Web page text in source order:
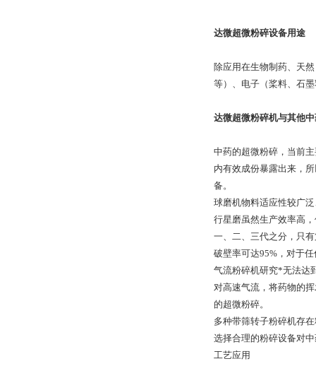
达微超微粉碎设备用途
除应用在生物制药、天
等）、电子（桨料、石
达微超微粉碎机与其他
中药的超微粉碎，当前
内有效成份暴露出来，
备。
球磨机物料适应性较广
行星磨虽然生产效率高
一、二、三代之分，只
破壁率可达95%，对于
气流粉碎机研究*无法达
对高速气流，将药物的
的超微粉碎。
多种带筛转子粉碎机存
选择合理的粉碎设备对
工艺应用